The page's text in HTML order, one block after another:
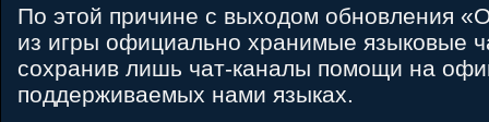
По этой причине с выходом обновления
из игры официально хранимые языковые
сохранив лишь чат-каналы помощи на
поддерживаемых нами языках.